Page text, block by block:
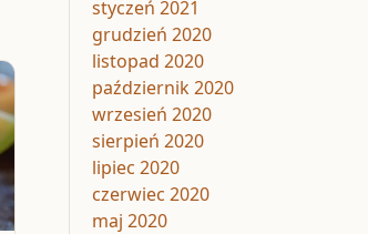
styczeń 2021
grudzień 2020
listopad 2020
październik 2020
wrzesień 2020
sierpień 2020
lipiec 2020
czerwiec 2020
maj 2020